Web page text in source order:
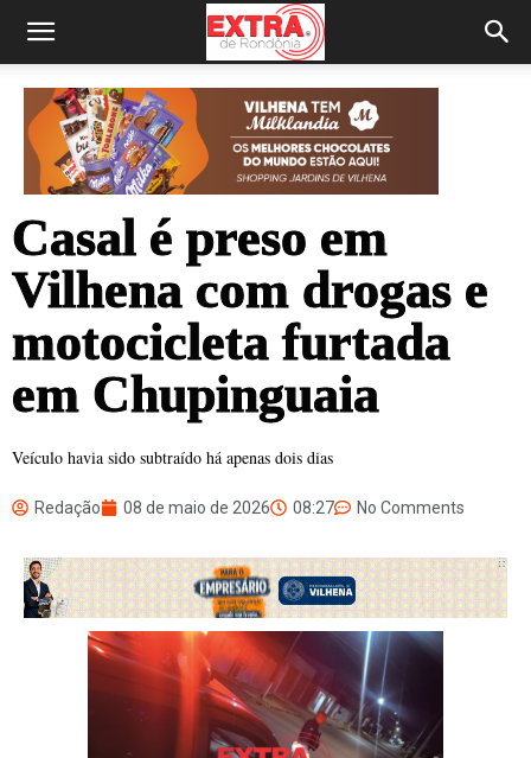
Casal é preso em
Vilhena com drogas e
motocicleta furtada
em Chupinguaia
Veículo havia sido subtraído há apenas dois dias
Redação 08 de maio de 2026 08:27 No Comments